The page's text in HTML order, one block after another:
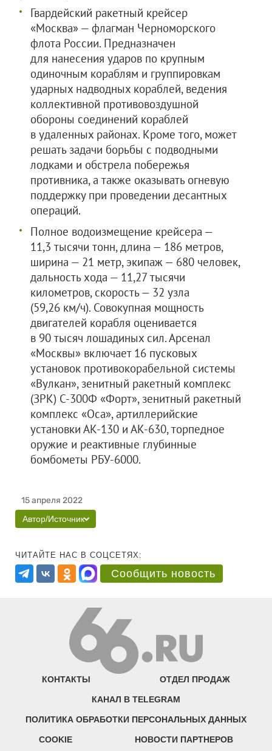
Гвардейский ракетный крейсер
«Москва» — флагман Черноморского
флота России. Предназначен
для нанесения ударов по крупным
одиночным кораблям и группировкам
ударных надводных кораблей, ведения
коллективной противовоздушной
обороны соединений кораблей
в удаленных районах. Кроме того, может
решать задачи борьбы с подводными
лодками и обстрела побережья
противника, а также оказывать огневую
поддержку при проведении десантных
операций.
Полное водоизмещение крейсера —
11,3 тысячи тонн, длина — 186 метров,
ширина — 21 метр, экипаж — 680 человек,
дальность хода — 11,27 тысячи
километров, скорость — 32 узла
(59,26 км/ч). Совокупная мощность
двигателей корабля оценивается
в 90 тысяч лошадиных сил. Арсенал
«Москвы» включает 16 пусковых
установок противокорабельной системы
«Вулкан», зенитный ракетный комплекс
(ЗРК) С-300Ф «Форт», зенитный ракетный
комплекс «Оса», артиллерийские
установки АК-130 и АК-630, торпедное
оружие и реактивные глубинные
бомбометы РБУ-6000.
15 апреля 2022
Автор/Источник
ЧИТАЙТЕ НАС В СОЦСЕТЯХ:
Сообщить новость
КОНТАКТЫ ОТДЕЛ ПРОДАЖ
КАНАЛ В TELEGRAM
ПОЛИТИКА ОБРАБОТКИ ПЕРСОНАЛЬНЫХ ДАННЫХ
COOKIE НОВОСТИ ПАРТНЕРОВ